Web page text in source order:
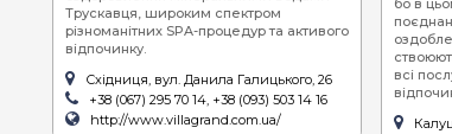
Трускавця, широким спектром
різноманітних SPA-процедур та активого
відпочинку.
Східниця, вул. Данила Галицького, 26
+38 (067) 295 70 14, +38 (093) 503 14 16
http://www.villagrand.com.ua/
бо в
всі